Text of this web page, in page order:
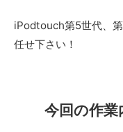
iPodtouch第5世代、
任せ下さい！
今回の作業